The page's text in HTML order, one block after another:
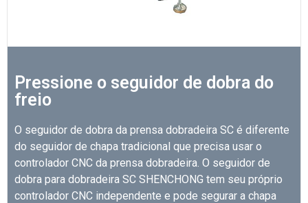
Pressione o seguidor de dobra do
freio
O seguidor de dobra da prensa dobradeira SC é diferente
do seguidor de chapa tradicional que precisa usar o
controlador CNC da prensa dobradeira. O seguidor de
dobra para dobradeira SC SHENCHONG tem seu próprio
controlador CNC independente e pode segurar a chapa